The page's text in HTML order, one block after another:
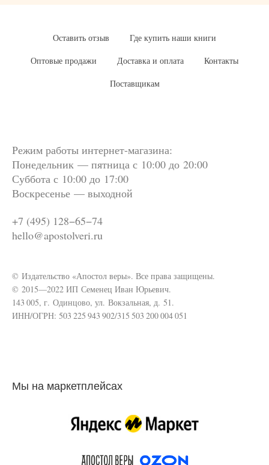
Оставить отзыв Где купить наши книги
Оптовые продажи Доставка и оплата Контакты
Поставщикам
Режим работы интернет-магазина:
Понедельник — пятница с 10:00 до 20:00
Суббота с 10:00 до 17:00
Воскресенье — выходной
+7 (495) 128−65−74
hello@apostolveri.ru
© Издательство «Апостол веры». Все права защищены.
© 2015—2022 ИП Семенец Иван Юрьевич.
143 005, г. Одинцово, ул. Вокзальная, д. 51.
ИНН/ОГРН: 503 225 943 902/315 503 200 004 051
Мы на маркетплейсах